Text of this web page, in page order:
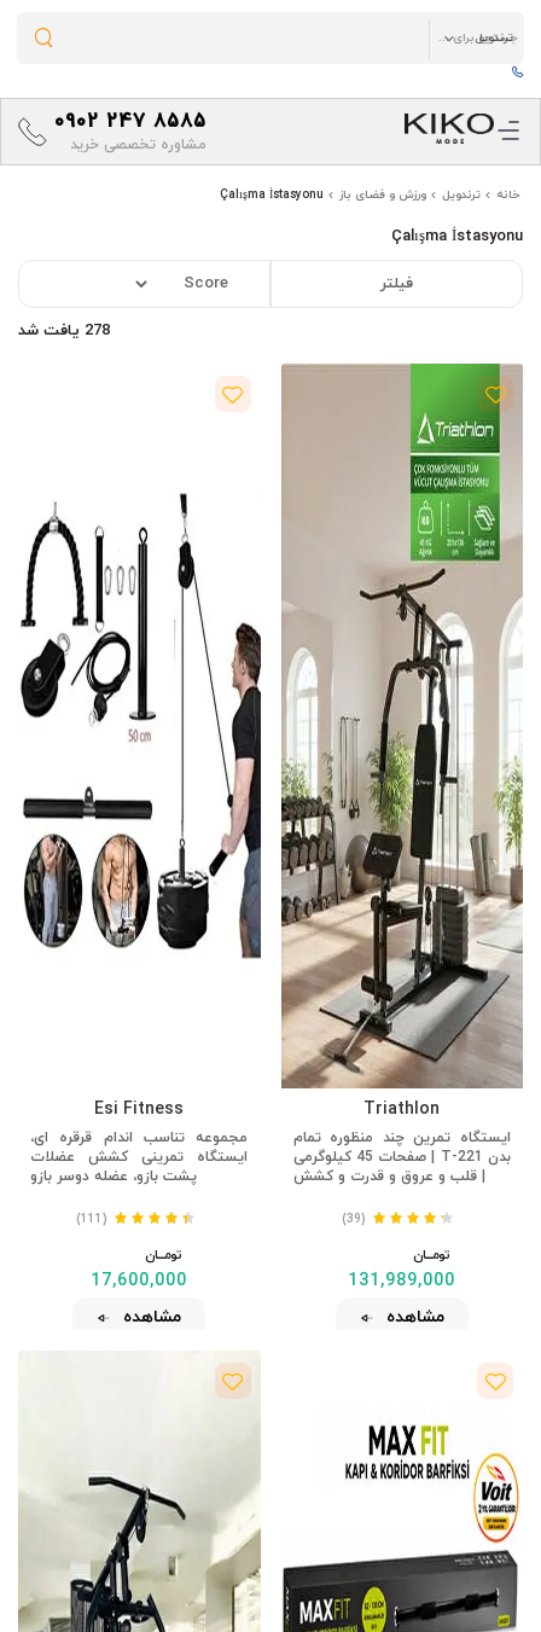
0902 247 8585
مشاوره تخصصی خرید
خانه ترندویل ورزش و فضای باز Çalışma İstasyonu
Çalışma İstasyonu
فیلتر
278 یافت شد
Triathlon
ایستگاه تمرین چند منظوره تمام
بدن T-221 | صفحات 45 کیلوگرمی
| قلب و عروق و قدرت و کشش
(39)
تومــــــان
131,989,000
مشاهده
Esi Fitness
مجموعه تناسب اندام قرقره ای،
ایستگاه تمرینی کشش عضلات
پشت بازو، عضله دوسر بازو
(111)
تومــــــان
17,600,000
مشاهده